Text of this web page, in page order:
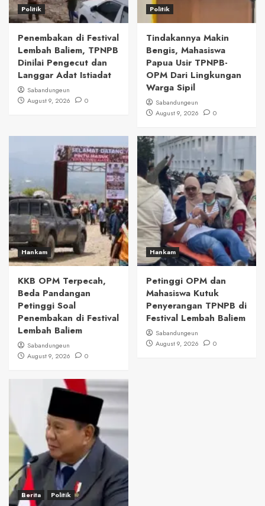
Politik
Penembakan di Festival
Lembah Baliem, TPNPB
Dinilai Pengecut dan
Langgar Adat Istiadat
Sabandungeun
August 9, 2026
0
Politik
Tindakannya Makin
Bengis, Mahasiswa
Papua Usir TPNPB-
OPM Dari Lingkungan
Warga Sipil
Sabandungeun
August 9, 2026
0
Hankam
KKB OPM Terpecah,
Beda Pandangan
Petinggi Soal
Penembakan di Festival
Lembah Baliem
Sabandungeun
August 9, 2026
0
Hankam
Petinggi OPM dan
Mahasiswa Kutuk
Penyerangan TPNPB di
Festival Lembah Baliem
Sabandungeun
August 9, 2026
0
Berita Politik